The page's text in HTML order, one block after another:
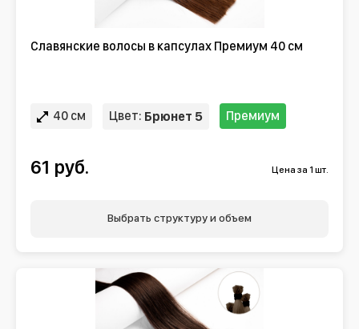
Славянские волосы в капсулах Премиум 40 см
40 см Цвет: Брюнет 5 Премиум
61 руб. Цена за 1 шт.
Выбрать структуру и объем